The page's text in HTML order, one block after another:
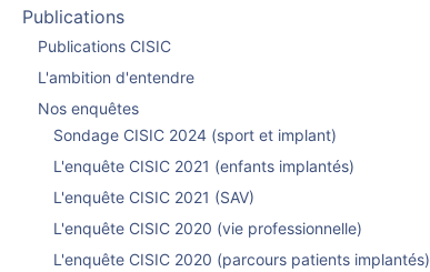
Publications
Publications CISIC
L'ambition d'entendre
Nos enquêtes
Sondage CISIC 2024 (sport et implant)
L'enquête CISIC 2021 (enfants implantés)
L'enquête CISIC 2021 (SAV)
L'enquête CISIC 2020 (vie professionnelle)
L'enquête CISIC 2020 (parcours patients implantés)